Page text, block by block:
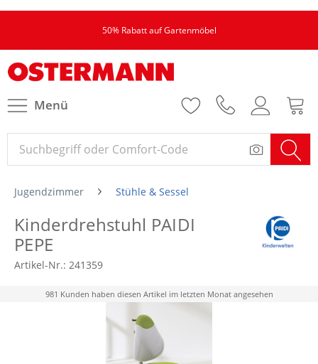
50% Rabatt auf Gartenmöbel
Menü
Jugendzimmer Stühle & Sessel
Kinderdrehstuhl PAIDI
PEPE
Artikel-Nr.: 241359
981 Kunden haben diesen Artikel im letzten Monat angesehen